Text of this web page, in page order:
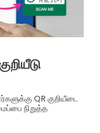
QR குறியீடை
நிறுத்த